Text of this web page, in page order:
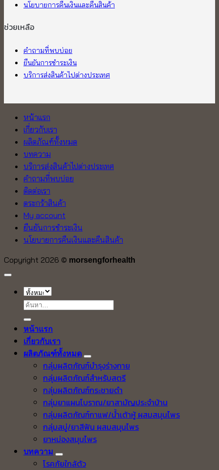
นโยบายการคืนเงินและคืนสินค้า
ช่วยเหลือ
คำถามที่พบบ่อย
ยืนยันการชำระเงิน
บริการส่งสินค้าไปต่างประเทศ
หน้าแรก
เกี่ยวกับเรา
ผลิตภัณฑ์ทั้งหมด
บทความ
บริการส่งสินค้าไปต่างประเทศ
คำถามที่พบบ่อย
ติดต่อเรา
ตระกร้าสินค้า
My account
ยืนยันการชำระเงิน
นโยบายการคืนเงินและคืนสินค้า
Copyright 2026 © morsengforhealth
ค้นหา:
หน้าแรก
เกี่ยวกับเรา
ผลิตภัณฑ์ทั้งหมด
กลุ่มผลิตภัณฑ์บำรุงร่างกาย
กลุ่มผลิตภัณฑ์สำหรับสตรี
กลุ่มผลิตภัณฑ์กระชายดำ
กลุ่มยาแผนโบราณ/ยาสามัญประจำบ้าน
กลุ่มผลิตภัณฑ์กาแฟ/น้ำเต้าหู้ ผสมสมุนไพร
กลุ่มสบู่/ยาสีฟัน ผสมสมุนไพร
ยาหม่องสมุนไพร
บทความ
โรคภัยใกล้ตัว